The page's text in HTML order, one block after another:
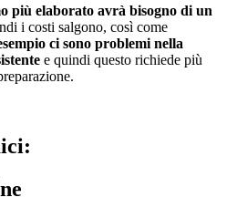
più elaborato avrà bisogno di un
i costi salgono, così come
ci sono problemi nella
e quindi questo richiede più